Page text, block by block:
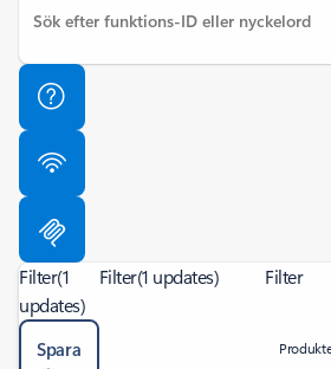
Filter(1
updates)
Spara
Filter(1 updates) Filter